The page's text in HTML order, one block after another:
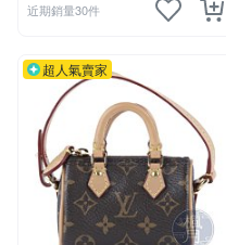
近期銷量30件
超人氣賣家